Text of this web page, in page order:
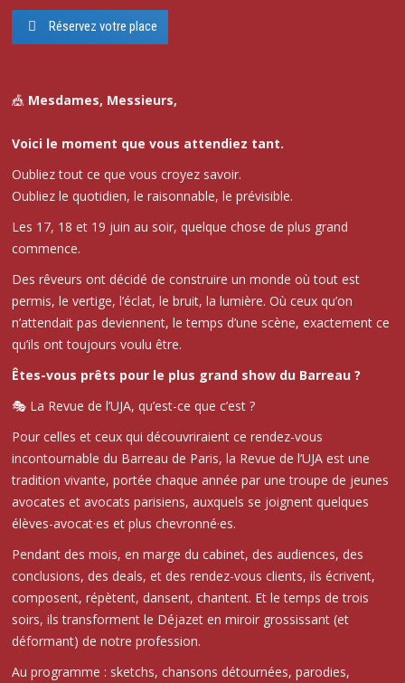
Réservez votre place
🎪 Mesdames, Messieurs,
Voici le moment que vous attendiez tant.
Oubliez tout ce que vous croyez savoir.
Oubliez le quotidien, le raisonnable, le prévisible.
Les 17, 18 et 19 juin au soir, quelque chose de plus grand
commence.
Des rêveurs ont décidé de construire un monde où tout est
permis, le vertige, l’éclat, le bruit, la lumière. Où ceux qu’on
n’attendait pas deviennent, le temps d’une scène, exactement ce
qu’ils ont toujours voulu être.
Êtes-vous prêts pour le plus grand show du Barreau ?
🎭 La Revue de l’UJA, qu’est-ce que c’est ?
Pour celles et ceux qui découvriraient ce rendez-vous
incontournable du Barreau de Paris, la Revue de l’UJA est une
tradition vivante, portée chaque année par une troupe de jeunes
avocates et avocats parisiens, auxquels se joignent quelques
élèves-avocat·es et plus chevronné·es.
Pendant des mois, en marge du cabinet, des audiences, des
conclusions, des deals, et des rendez-vous clients, ils écrivent,
composent, répètent, dansent, chantent. Et le temps de trois
soirs, ils transforment le Déjazet en miroir grossissant (et
déformant) de notre profession.
Au programme : sketchs, chansons détournées, parodies,